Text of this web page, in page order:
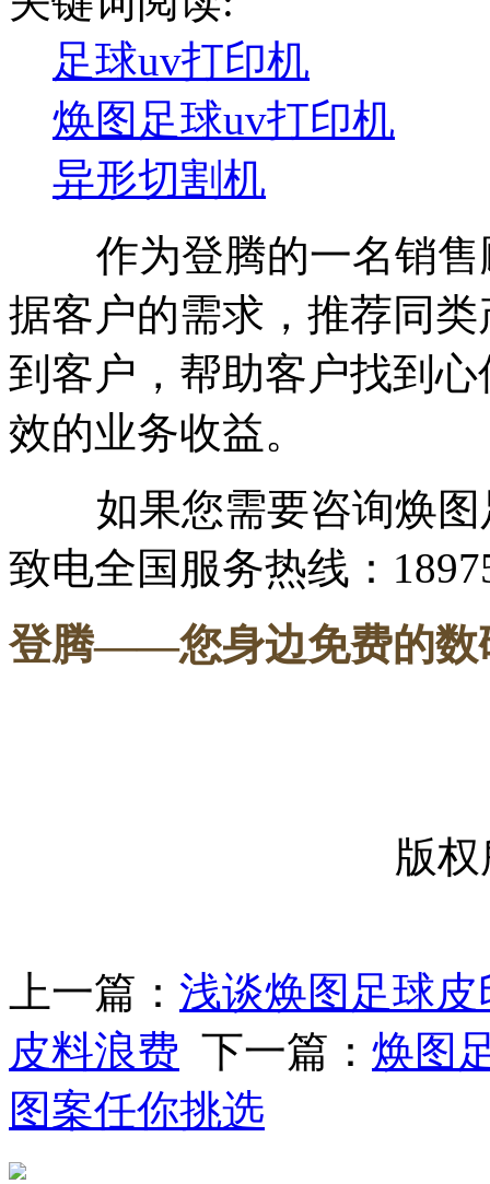
足球uv打印机
焕图足球uv打印机
异形切割机
作为登腾的一名销售
据客户的需求，推荐同
到客户，帮助客户找到
效的业务收益。
如果您需要咨询焕图
致电全国服务热线：
登腾——您身边免费的数
版
上一篇： 浅谈焕图足球
皮料浪费 下一篇： 焕图
图案任你挑选